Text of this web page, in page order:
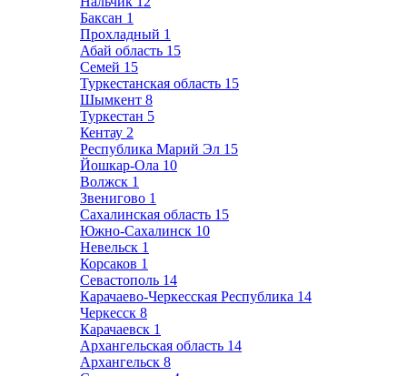
Баксан 1
Прохладный 1
Абай область 15
Семей 15
Туркестанская область 15
Шымкент 8
Туркестан 5
Кентау 2
Республика Марий Эл 15
Йошкар-Ола 10
Волжск 1
Звенигово 1
Сахалинская область 15
Южно-Сахалинск 10
Невельск 1
Корсаков 1
Севастополь 14
Карачаево-Черкесская Республика 14
Черкесск 8
Карачаевск 1
Архангельская область 14
Архангельск 8